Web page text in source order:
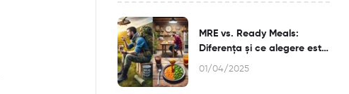
MRE vs. Ready Meals:
Diferența și ce alegere este
mai bună pentru Tine?
01/04/2025